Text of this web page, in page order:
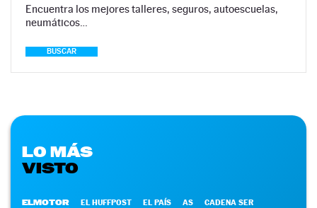
Encuentra los mejores talleres, seguros, autoescuelas,
neumáticos…
BUSCAR
LO MÁS
VISTO
ELMOTOR EL HUFFPOST EL PAÍS AS CADENA SER